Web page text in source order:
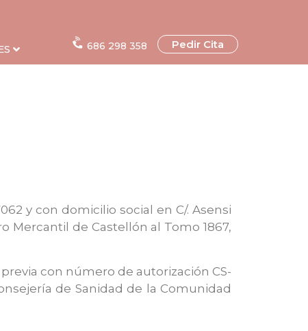
686 298 358 Pedir Cita
y con domicilio social en C/. Asensi
Mercantil de Castellón al Tomo 1867,
con número de autorización CS-
de Sanidad de la Comunidad